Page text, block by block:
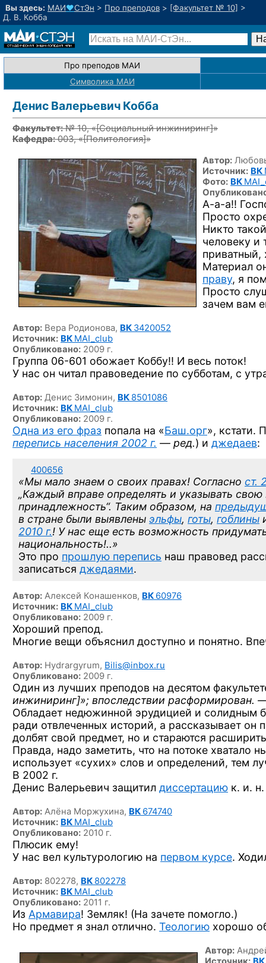
Вы здесь: МАИ♥СтЭн > Про преподов > [Факультет № 10] >
Д. В. Кобба
Про преподов МАИ
Символика МАИ
Денис Валерьевич Кобба
Факультет:№ 10, «[Социальный инжиниринг]»
Кафедра:003, «[Политология]»
Автор:
Источник: ВК
Фото: ВК
А-а-а!!
Просто
Никто
человеку и
Материал
праву, я
Просто
зачем вам
Автор: Вера Родионова, ВК 3420052
Источник: ВК MAI_club
Опубликовано: 2009 г.
Группа 06-601 обожает Коббу!! И весь поток!
У нас он читал правоведение по субботам, с
Автор: Денис Зимонин, ВК 8501086
Источник: ВК MAI_club
Опубликовано: 2009 г.
Одна из его фраз попала на «Баш.орг», кстати.
перепись населения 2002 г. — ред.) и джедаев:
400656
«Мы мало знаем о своих правах! Согласно ст.
„Каждый вправе определять и указывать
принадлежность“. Таким образом, на
в стране были выявлены эльфы, готы, гоблины
2010 г.! У нас еще есть возможность
национальность!..»
Это про прошлую перепись наш правовед
записаться джедаями.
Автор: Алексей Конашенков, ВК 60976
Источник: ВК MAI_club
Опубликовано: 2009 г.
Хороший препод.
Многие вещи объяснил доступно и понятно.
Автор: Hydrargyrum, Bilis@inbox.ru
Опубликовано: 2009 г.
Один из лучших преподов на десятом
инжиниринг]»; впоследствии расформирован.
Обладает недюжинной эрудицией и солидным
ради отвлеченных историй, а рассказывает он
долбят свой предмет, но и стараются
Правда, надо заметить, что на потоке хватало
использует «сухих» слов и определений, тем
В 2002 г.
Денис Валерьевич защитил диссертацию к. и.
Автор: Алёна Моржухина, ВК 674740
Источник: ВК MAI_club
Опубликовано: 2010 г.
Плюсик ему!
У нас вел культурологию на первом курсе.
Автор: 802278, ВК 802278
Источник: ВК MAI_club
Опубликовано: 2011 г.
Из Армавира! Земляк! (На зачете помогло.)
Но предмет я знал отлично. Теологию хорошо
Автор: